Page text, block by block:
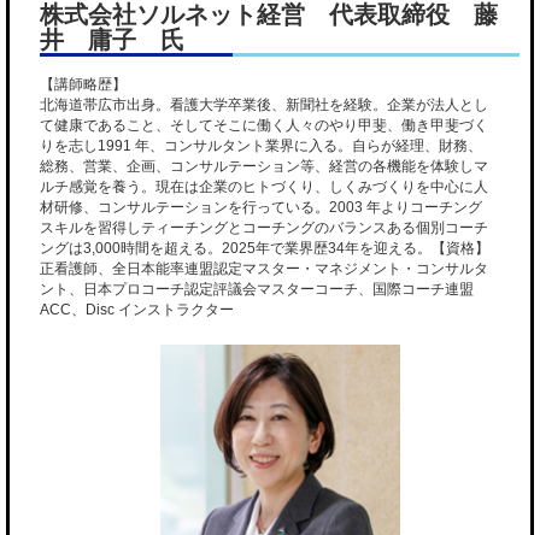
株式会社ソルネット経営 代表取締役 藤
井 庸子 氏
【講師略歴】
北海道帯広市出身。看護大学卒業後、新聞社を経験。企業が法人とし
て健康であること、そしてそこに働く人々のやり甲斐、働き甲斐づく
りを志し1991 年、コンサルタント業界に入る。自らが経理、財務、
総務、営業、企画、コンサルテーション等、経営の各機能を体験しマ
ルチ感覚を養う。現在は企業のヒトづくり、しくみづくりを中心に人
材研修、コンサルテーションを行っている。2003 年よりコーチング
スキルを習得しティーチングとコーチングのバランスある個別コーチ
ングは3,000時間を超える。2025年で業界歴34年を迎える。【資格】
正看護師、全日本能率連盟認定マスター・マネジメント・コンサルタ
ント、日本プロコーチ認定評議会マスターコーチ、国際コーチ連盟
ACC、Disc インストラクター